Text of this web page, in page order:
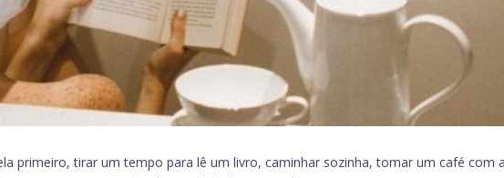
primeiro, tirar um tempo para lê um livro, caminhar sozinha, tomar um café com